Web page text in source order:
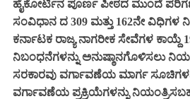
ಹೈಕೋರ್ಟಿನ ಪೂರ್ಣ ಪೀಠದ ಮುಂದೆ
ಸಂವಿಧಾನ ದ 309 ಮತ್ತು 162ನೇ ವಿಧಿಗಳ
ಕರ್ನಾಟಕ ರಾಜ್ಯ ನಾಗರೀಕ ಸೇವೆಗಳ
ನಿಬಂಧನೆಗಳನ್ನು ಅನುಷ್ಠಾನಗೊಳಿಸಲು
ಸರಕಾರವು ವರ್ಗಾವಣೆಯ ಮಾರ್ಗ
ವರ್ಗಾವಣೆಯ ಪ್ರಕ್ರಿಯೆಗಳನ್ನು